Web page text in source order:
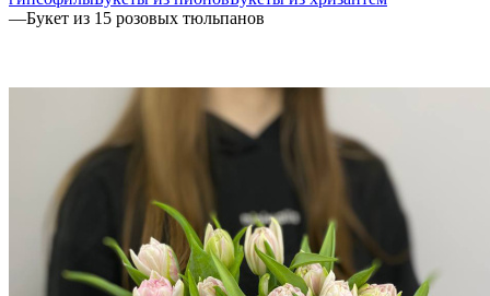
—Букет из 15 розовых тюльпанов